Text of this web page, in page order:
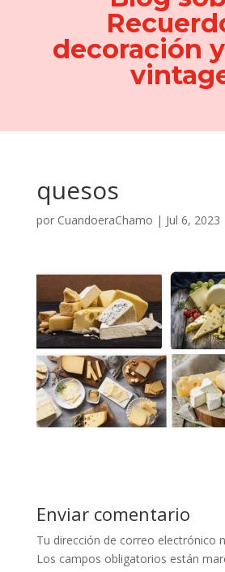
decoración
quesos
por CuandoeraChamo | Jul 6, 2023
Enviar comentario
Tu dirección de correo electrónico
Los campos obligatorios están